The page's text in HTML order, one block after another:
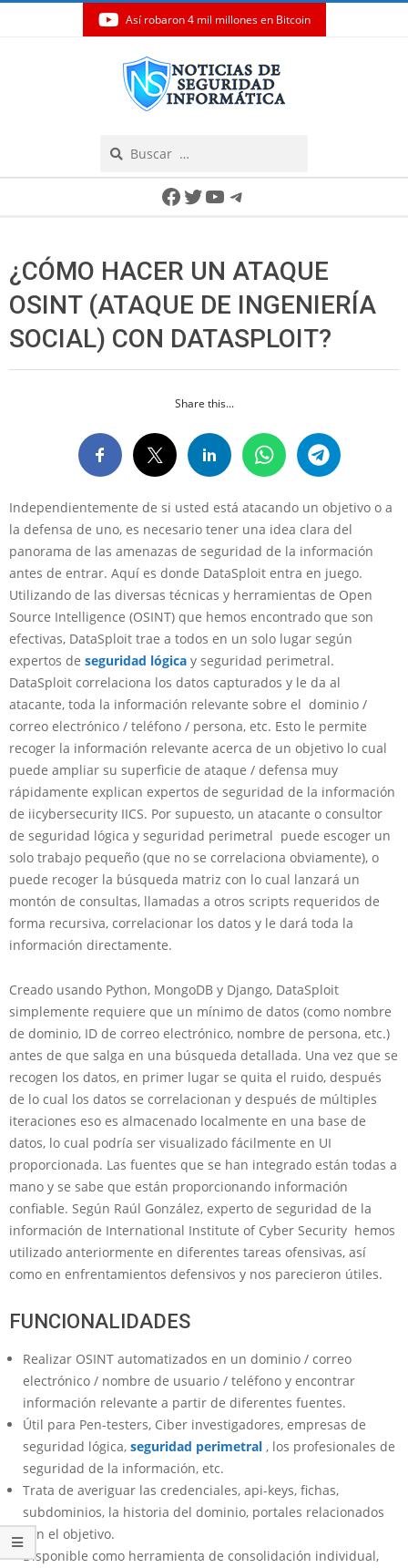
Así robaron 4 mil millones en Bitcoin
Facebook
Twitter
YouTube
Telegram
¿CÓMO HACER UN ATAQUE
OSINT (ATAQUE DE INGENIERÍA
SOCIAL) CON DATASPLOIT?
Share this...
Independientemente de si usted está atacando un objetivo o a
la defensa de uno, es necesario tener una idea clara del
panorama de las amenazas de seguridad de la información
antes de entrar. Aquí es donde DataSploit entra en juego.
Utilizando de las diversas técnicas y herramientas de Open
Source Intelligence (OSINT) que hemos encontrado que son
efectivas, DataSploit trae a todos en un solo lugar según
expertos de seguridad lógica y seguridad perimetral.
DataSploit correlaciona los datos capturados y le da al
atacante, toda la información relevante sobre el dominio /
correo electrónico / teléfono / persona, etc. Esto le permite
recoger la información relevante acerca de un objetivo lo cual
puede ampliar su superficie de ataque / defensa muy
rápidamente explican expertos de seguridad de la información
de iicybersecurity IICS. Por supuesto, un atacante o consultor
de seguridad lógica y seguridad perimetral puede escoger un
solo trabajo pequeño (que no se correlaciona obviamente), o
puede recoger la búsqueda matriz con lo cual lanzará un
montón de consultas, llamadas a otros scripts requeridos de
forma recursiva, correlacionar los datos y le dará toda la
información directamente.
Creado usando Python, MongoDB y Django, DataSploit
simplemente requiere que un mínimo de datos (como nombre
de dominio, ID de correo electrónico, nombre de persona, etc.)
antes de que salga en una búsqueda detallada. Una vez que se
recogen los datos, en primer lugar se quita el ruido, después
de lo cual los datos se correlacionan y después de múltiples
iteraciones eso es almacenado localmente en una base de
datos, lo cual podría ser visualizado fácilmente en UI
proporcionada. Las fuentes que se han integrado están todas a
mano y se sabe que están proporcionando información
confiable. Según Raúl González, experto de seguridad de la
información de International Institute of Cyber Security hemos
utilizado anteriormente en diferentes tareas ofensivas, así
como en enfrentamientos defensivos y nos parecieron útiles.
FUNCIONALIDADES
Realizar OSINT automatizados en un dominio / correo
electrónico / nombre de usuario / teléfono y encontrar
información relevante a partir de diferentes fuentes.
Útil para Pen-testers, Ciber investigadores, empresas de
seguridad lógica, seguridad perimetral , los profesionales de
seguridad de la información, etc.
Trata de averiguar las credenciales, api-keys, fichas,
subdominios, la historia del dominio, portales relacionados
con el objetivo.
Disponible como herramienta de consolidación individual,